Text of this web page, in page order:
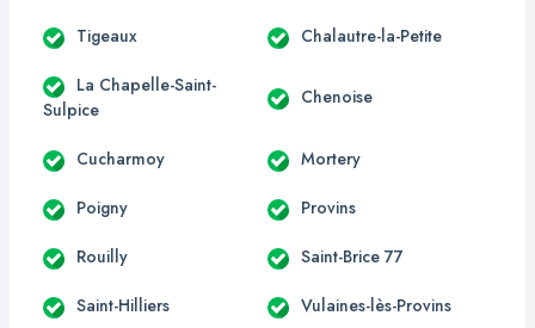
Tigeaux Chalautre-la-Petite
La Chapelle-Saint-
Sulpice
Chenoise
Cucharmoy Mortery
Poigny Provins
Rouilly Saint-Brice 77
Saint-Hilliers Vulaines-lès-Provins